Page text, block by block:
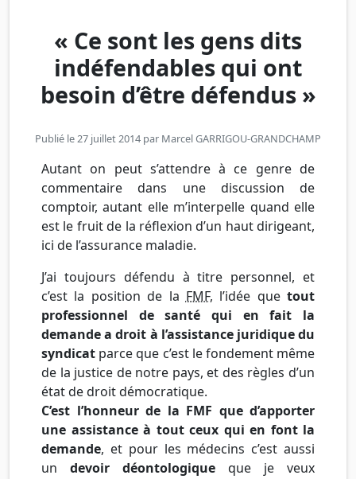
« Ce sont les gens dits
indéfendables qui ont
besoin d’être défendus »
Publié le 27 juillet 2014 par Marcel GARRIGOU-GRANDCHAMP
Autant on peut s’attendre à ce genre de
commentaire dans une discussion de
comptoir, autant elle m’interpelle quand elle
est le fruit de la réflexion d’un haut dirigeant,
ici de l’assurance maladie.
J’ai toujours défendu à titre personnel, et
c’est la position de la FMF, l’idée que tout
professionnel de santé qui en fait la
demande a droit à l’assistance juridique du
syndicat parce que c’est le fondement même
de la justice de notre pays, et des règles d’un
état de droit démocratique.
C’est l’honneur de la FMF que d’apporter
une assistance à tout ceux qui en font la
demande, et pour les médecins c’est aussi
un devoir déontologique que je veux